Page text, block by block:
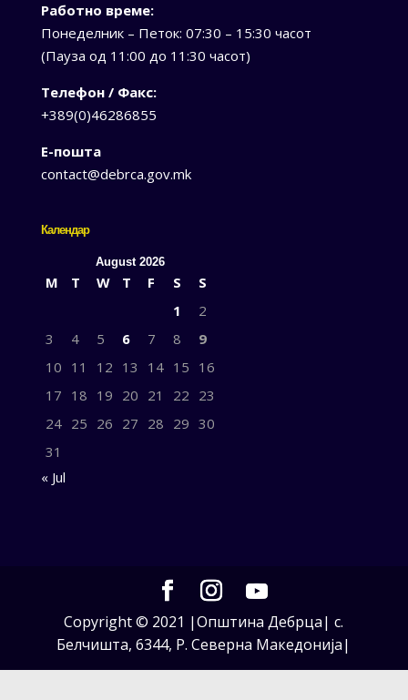
Работно време:
Понеделник – Петок: 07:30 – 15:30 часот
(Пауза од 11:00 до 11:30 часот)
Телефон / Факс:
+389(0)46286855
Е-пошта
contact@debrca.gov.mk
Календар
August 2026
M T W T F S
S
1
2
3
4 5 6 7 8
9
10 11 12 13 14 15 16
17 18 19 20 21 22 23
24 25 26 27 28 29 30
31
« Jul
Copyright © 2021 |Општина Дебрца| с.
Белчишта, 6344, Р. Северна Македонија|